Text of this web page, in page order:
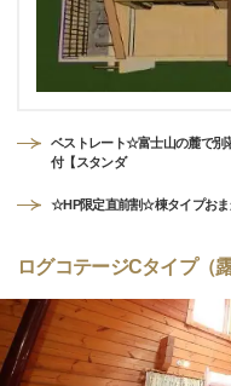
ベストレート☆富士山の麓で別
付【スタンダ
☆HP限定直前割☆棟タイプおま
ログコテージCタイプ（